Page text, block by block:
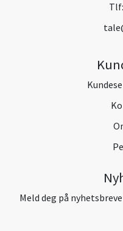
Tlf:
Meld deg på